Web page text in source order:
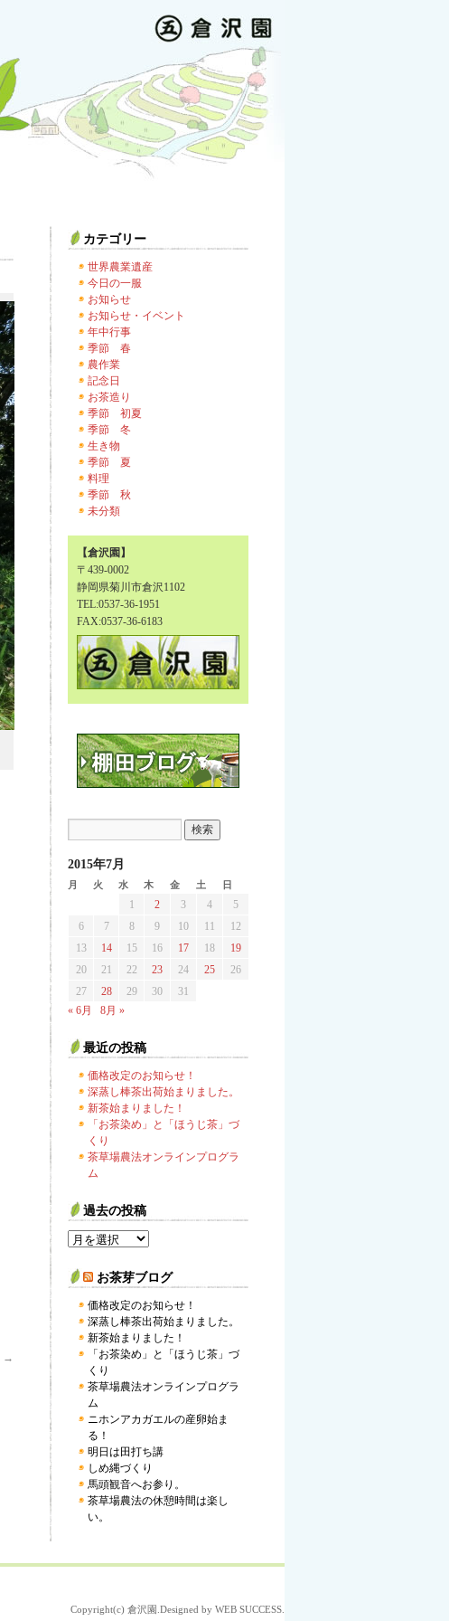
→
カテゴリー
世界農業遺産
今日の一服
お知らせ
お知らせ・イベント
年中行事
季節 春
農作業
記念日
お茶造り
季節 初夏
季節 冬
生き物
季節 夏
料理
季節 秋
未分類
【倉沢園】
〒439-0002
静岡県菊川市倉沢1102
TEL:0537-36-1951
FAX:0537-36-6183
2015年7月
月 火 水 木 金 土 日
1 2 3 4
5
6
7 8 9 10 11
12
13
14 15 16 17 18
19
20
21 22 23 24 25
26
27
28 29 30
31
« 6月
8月 »
最近の投稿
価格改定のお知らせ！
深蒸し棒茶出荷始まりました。
新茶始まりました！
「お茶染め」と「ほうじ茶」づ
くり
茶草場農法オンラインプログラ
ム
過去の投稿
お茶芽ブログ
価格改定のお知らせ！
深蒸し棒茶出荷始まりました。
新茶始まりました！
「お茶染め」と「ほうじ茶」づ
くり
茶草場農法オンラインプログラ
ム
ニホンアカガエルの産卵始ま
る！
明日は田打ち講
しめ縄づくり
馬頭観音へお参り。
茶草場農法の休憩時間は楽し
い。
Copyright(c) 倉沢園 .Designed by WEB SUCCESS